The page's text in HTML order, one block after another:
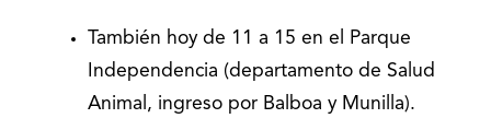
También hoy de 11 a 15 en el Parque
Independencia (departamento de Salud
Animal, ingreso por Balboa y Munilla).